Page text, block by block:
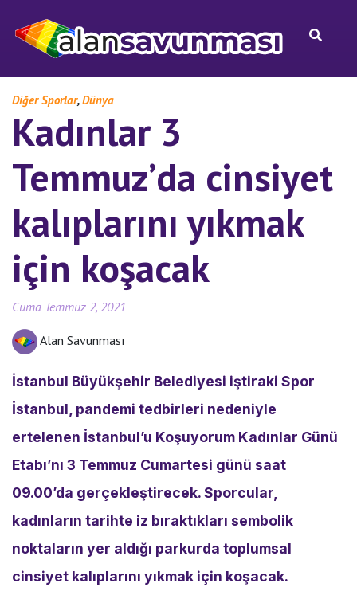
Diğer Sporlar,Dünya
Kadınlar 3
Temmuz’da cinsiyet
kalıplarını yıkmak
için koşacak
Cuma Temmuz 2, 2021
Alan Savunması
İstanbul Büyükşehir Belediyesi iştiraki Spor
İstanbul, pandemi tedbirleri nedeniyle
ertelenen İstanbul’u Koşuyorum Kadınlar Günü
Etabı’nı 3 Temmuz Cumartesi günü saat
09.00’da gerçekleştirecek. Sporcular,
kadınların tarihte iz bıraktıkları sembolik
noktaların yer aldığı parkurda toplumsal
cinsiyet kalıplarını yıkmak için koşacak.